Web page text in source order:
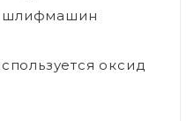
шлифмашин
оксид